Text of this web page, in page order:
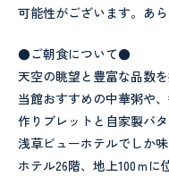
可能性がございます。あ
●ご朝食について●
天空の眺望と豊富な品数
当館おすすめの中華粥や
作りブレットと自家製バ
浅草ビューホテルでしか
ホテル26階、地上100ｍ